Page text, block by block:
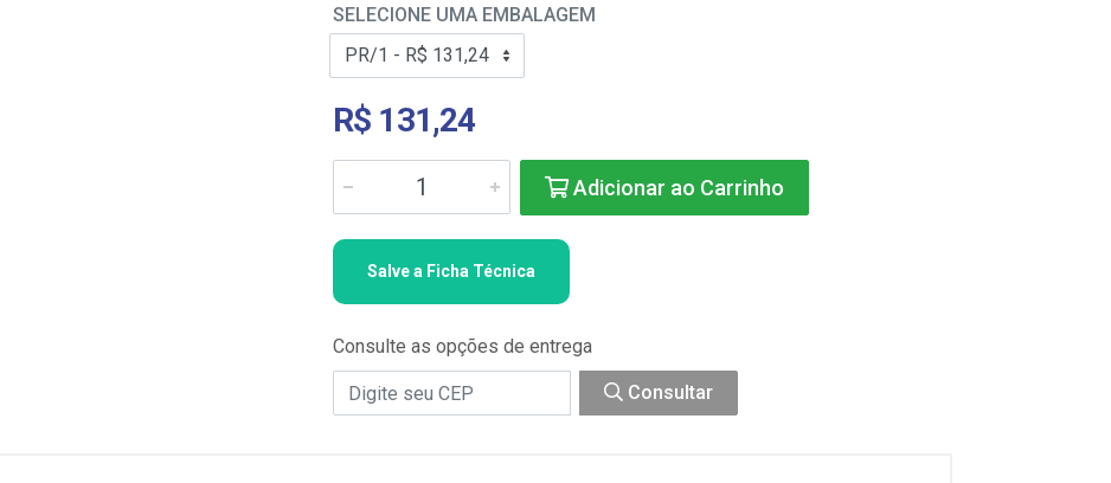
SELECIONE UMA EMBALAGEM
R$ 131,24
Adicionar ao Carrinho
Salve a Ficha Técnica
Consulte as opções de entrega
Consultar